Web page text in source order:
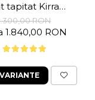
tapitat Kirra
metalica
RON
1.840,00 RON